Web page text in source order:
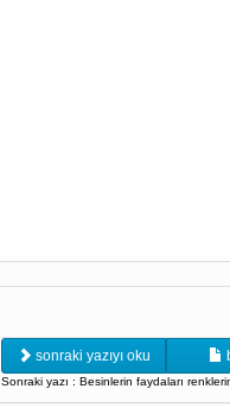
sonraki yazıyı oku
Sonraki yazı : Besinlerin faydaları